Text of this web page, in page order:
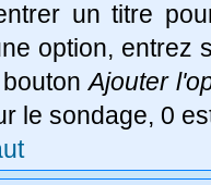
un titre
option, entrez
boutonAjouter
le sondage, 0